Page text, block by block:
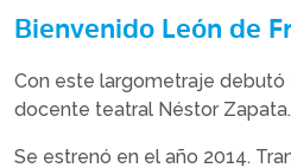
Bienvenido León de
Con este largometraje
docente teatral Néstor Zapata.
Se estrenó en el año 2014.